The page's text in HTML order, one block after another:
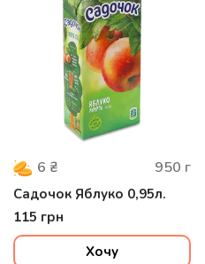
6 ₴ 950 г
Садочок Яблуко 0,95л.
115 грн
Хочу